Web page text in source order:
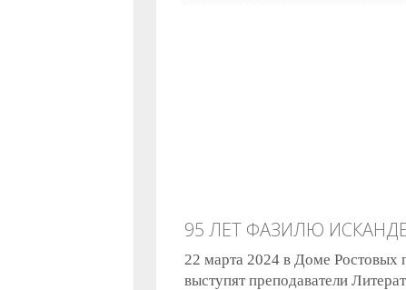
95 ЛЕТ ФАЗИЛЮ
22 марта 2024 в Доме Ростовых
выступят преподаватели